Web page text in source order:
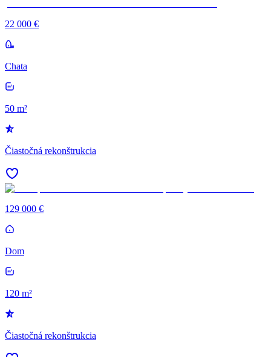
22 000 €
Chata
50 m²
Čiastočná rekonštrukcia
129 000 €
Dom
120 m²
Čiastočná rekonštrukcia